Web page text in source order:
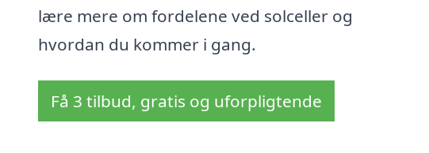
lære mere om fordelene ved solceller og
hvordan du kommer i gang.
Få 3 tilbud, gratis og uforpligtende